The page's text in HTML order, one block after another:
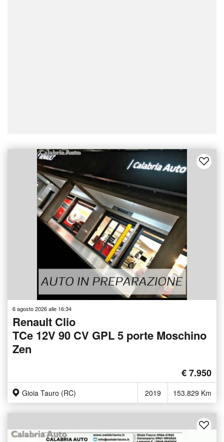
6 agosto 2026 alle 16:34
Renault Clio
TCe 12V 90 CV GPL 5 porte Moschino
Zen
€ 7.950
Gioia Tauro (RC) 2019 153.829 Km